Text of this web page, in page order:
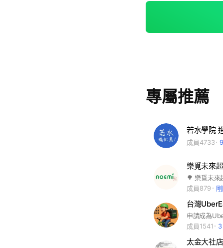
專屬推薦
若水學院
成員4733
樂覓未來
成員879
台灣
成員1541
太金大社